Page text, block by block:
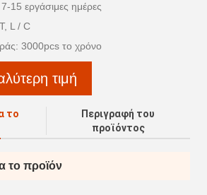
15 εργάσιμες ημέρες
L / C
3000pcs το χρόνο
τιμή
το
Περιγραφή του
προϊόντος
το προϊόν